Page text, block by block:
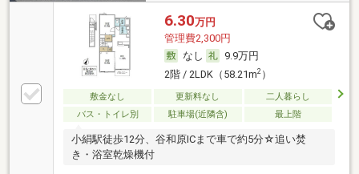
6.30万円
管理費2,300円
なし
9.9万円
2階 / 2LDK（58.21m2）
敷金なし 更新料なし
二人暮らし
バス・トイレ別
駐車場(近隣含) 最上階
小絹駅徒歩12分、谷和原ICまで車で約5分☆追い焚
き・浴室乾燥機付